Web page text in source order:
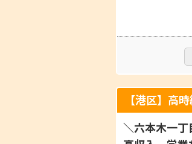
【港区】高
＼六本木一